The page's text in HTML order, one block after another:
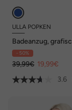
ULLA POPKEN
Badeanzug,
ohne Softcups,
- 50%
39,99€ 19,99€
3.6